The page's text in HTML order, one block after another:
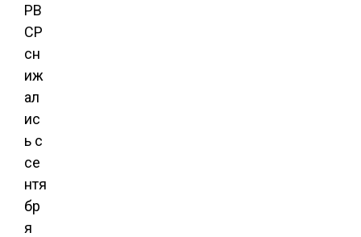
РВ
СР
сн
иж
ал
ис
ь с
се
нтя
бр
я